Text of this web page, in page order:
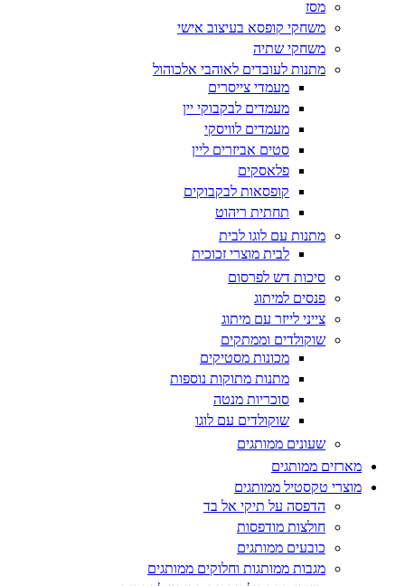
מסז
משחקי קופסא בעיצוב אישי
משחקי שתיה
מתנות לעובדים לאוהבי אלכוהול
מעמדי צייסרים
מעמדים לבקבוקי יין
מעמדים לוויסקי
סטים אביזרים ליין
פלאסקים
קופסאות לבקבוקים
תחתית ריהוט
מתנות עם לוגו לבית
לבית מוצרי זכוכית
סיכות דש לפרסום
פנסים למיתוג
צייני לייזר עם מיתוג
שוקולדים וממתקים
מכונות מסטיקים
מתנות מתוקות נוספות
סוכריות מנטה
שוקולדים עם לוגו
שעונים ממותגים
מארזים ממותגים
מוצרי טקסטיל ממותגים
הדפסה על תיקי אל בד
חולצות מודפסות
כובעים ממותגים
מגבות ממותגות וחלוקים ממותגים